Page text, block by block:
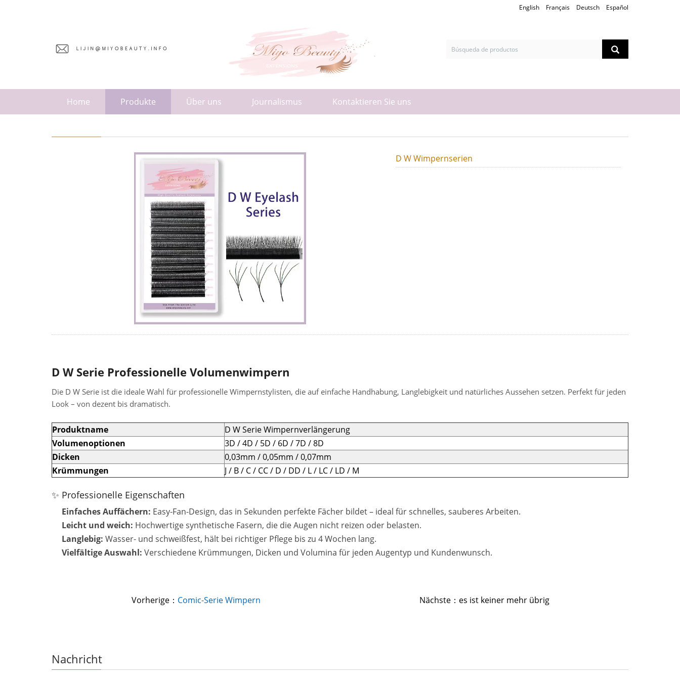
English Français Deutsch Español
Home Produkte Über uns Journalismus Kontaktieren Sie uns
D W Wimpernserien
D W Serie Professionelle Volumenwimpern
Die D W Serie ist die ideale Wahl für professionelle Wimpernstylisten, die auf einfache Handhabung, Langlebigkeit und natürliches Aussehen setzen. Perfekt für jeden
Look – von dezent bis dramatisch.
Produktname
D W Serie Wimpernverlängerung
Volumenoptionen
3D / 4D / 5D / 6D / 7D / 8D
Dicken
0,03mm / 0,05mm / 0,07mm
Krümmungen
J / B / C / CC / D / DD / L / LC / LD / M
✨ Professionelle Eigenschaften
Einfaches Auffächern: Easy-Fan-Design, das in Sekunden perfekte Fächer bildet – ideal für schnelles, sauberes Arbeiten.
Leicht und weich: Hochwertige synthetische Fasern, die die Augen nicht reizen oder belasten.
Langlebig: Wasser- und schweißfest, hält bei richtiger Pflege bis zu 4 Wochen lang.
Vielfältige Auswahl: Verschiedene Krümmungen, Dicken und Volumina für jeden Augentyp und Kundenwunsch.
Vorherige： Comic-Serie Wimpern Nächste：es ist keiner mehr übrig
Nachricht